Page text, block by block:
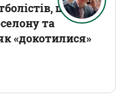
що
та
«докотилися»